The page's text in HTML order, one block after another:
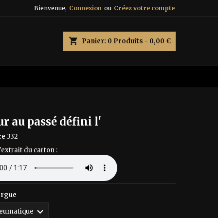
Bienvenue, Connexion ou Créez votre compte
shopping_cart Panier: 0 Produits - 0,00 €
au passé défini l'
332
du carton :